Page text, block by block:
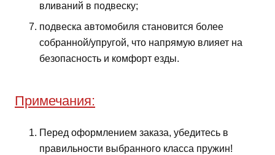
вливаний в подвеску;
подвеска автомобиля становится более
собранной/упругой, что напрямую влияет на
безопасность и комфорт езды.
Примечания:
Перед оформлением заказа, убедитесь в
правильности выбранного класса пружин!